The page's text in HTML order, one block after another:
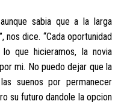
sabia que a la larga
nos dice. “Cada oportunidad
que hicieramos, la novia
mi. No puedo dejar que la
suenos por permanecer
su futuro dandole la opcion